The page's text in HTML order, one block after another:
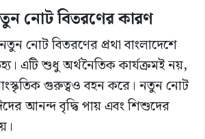
নোট বিতরণের কারণ
নোট বিতরণের প্রথা বাংলাদেশে
এটি শুধু অর্থনৈতিক কার্যক্রমই নয়,
গুরুত্বও বহন করে। নতুন নোট
আনন্দ বৃদ্ধি পায় এবং শিশুদের